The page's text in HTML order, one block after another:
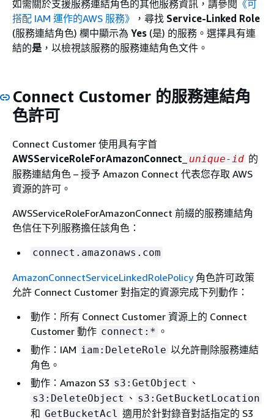
如需關於支援服務連結角色的其他服務資訊，請參閱 《可
搭配 IAM 運作的AWS 服務》
，尋找 Service-Linked Role
(服務連結角色) 欄中顯示為 Yes (是) 的服務。選擇具有連
結的是 ，以檢視該服務的服務連結角色文件。
Connect Customer 的服務連結角
色許可
Connect Customer 使用具有字首
AWSServiceRoleForAmazonConnect
unique-id 的
服務連結角色 – 授予 Amazon Connect 代表您存取 AWS
資源的許可。
AWSServiceRoleForAmazonConnect 前綴的服務連結角
色信任下列服務擔任該角色：
connect.amazonaws.com
AmazonConnectServiceLinkedRolePolicy角色許可政策
允許 Connect Customer 對指定的資源完成下列動作：
動作：所有 Connect Customer 資源上的 Connect
Customer 動作 connect:* 。
動作：IAM iam:DeleteRole 以允許刪除服務連結
角色。
動作：Amazon S3 s3:GetObject 、
s3:DeleteObject 、 s3:GetBucketLocation
和 GetBucketAcl 適用於針對錄音對話指定的 S3